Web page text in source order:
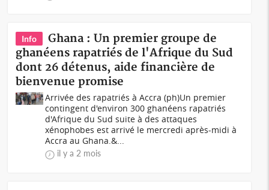
Info
Ghana : Un premier groupe de
ghanéens rapatriés de l'Afrique du Sud
dont 26 détenus, aide financière de
bienvenue promise
Arrivée des rapatriés à Accra (ph)Un premier
contingent d'environ 300 ghanéens rapatriés
d'Afrique du Sud suite à des attaques
xénophobes est arrivé le mercredi après-midi à
Accra au Ghana.&...
il y a 2 mois